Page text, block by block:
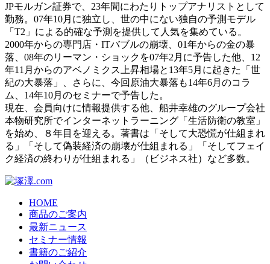
JPモルガン証券で、23年間にわたりトップアナリストとして
勤務。07年10月に独立し、世の中にない独自の予測モデル
「T2」による的確な予測を提供して人気を集めている。
2000年からの専門店・ITバブルの崩壊、01年からの金の暴
落、08年のリーマン・ショックを07年2月に予告した他、12
年11月からのアベノミクス上昇相場と13年5月に起きた「世
紀の大暴落」、さらに、今回原油大暴落も14年6月のコラ
ム、14年10月のセミナーで予告した。
現在、会員向けに情報提供する他、船井幸雄のグループ会社
本物研究所でインターネットラーニング「生活防衛の教室」
を始め、８年目を迎える。著書は「そして大恐慌が仕組まれ
る」「そして偽装経済の崩壊が仕組まれる」「そしてフェイ
ク経済の終わりが仕組まれる」（ビジネス社）など多数。
HOME
商品のご案内
最新ニュース
セミナー情報
書籍のご紹介